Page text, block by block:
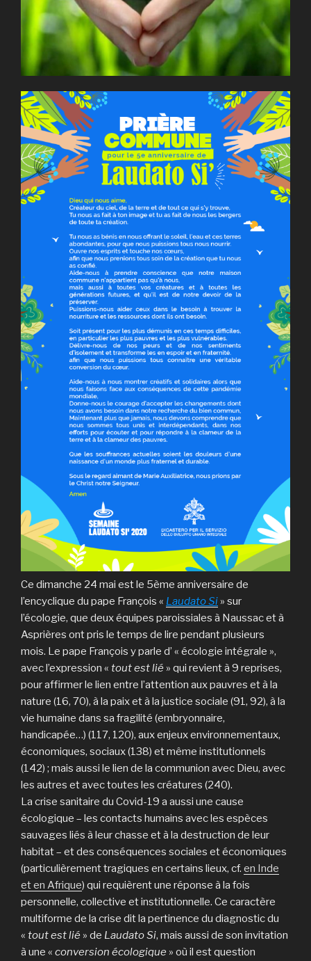
Ce dimanche 24 mai est le 5ème anniversaire de
l’encyclique du pape François « Laudato Si » sur
l’écologie, que deux équipes paroissiales à Naussac et à
Asprières ont pris le temps de lire pendant plusieurs
mois. Le pape François y parle d’ « écologie intégrale »,
avec l’expression « tout est lié » qui revient à 9 reprises,
pour affirmer le lien entre l’attention aux pauvres et à la
nature (16, 70), à la paix et à la justice sociale (91, 92), à la
vie humaine dans sa fragilité (embryonnaire,
handicapée…) (117, 120), aux enjeux environnementaux,
économiques, sociaux (138) et même institutionnels
(142) ; mais aussi le lien de la communion avec Dieu, avec
les autres et avec toutes les créatures (240).
La crise sanitaire du Covid-19 a aussi une cause
écologique – les contacts humains avec les espèces
sauvages liés à leur chasse et à la destruction de leur
habitat – et des conséquences sociales et économiques
(particulièrement tragiques en certains lieux, cf. en Inde
et en Afrique) qui requièrent une réponse à la fois
personnelle, collective et institutionnelle. Ce caractère
multiforme de la crise dit la pertinence du diagnostic du
« tout est lié » de Laudato Si, mais aussi de son invitation
à une « conversion écologique » où il est question